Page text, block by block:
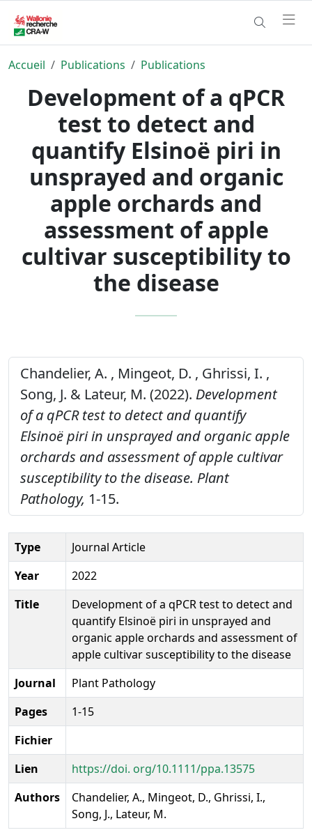
Accueil Publications Publications
Development of a qPCR
test to detect and
quantify Elsinoë piri in
unsprayed and organic
apple orchards and
assessment of apple
cultivar susceptibility to
the disease
Chandelier, A. , Mingeot, D. , Ghrissi, I. ,
Song, J. & Lateur, M. (2022). Development
of a qPCR test to detect and quantify
Elsinoë piri in unsprayed and organic apple
orchards and assessment of apple cultivar
susceptibility to the disease. Plant
Pathology, 1-15.
Type
Journal Article
Year
2022
Title
Development of a qPCR test to detect and
quantify Elsinoë piri in unsprayed and
organic apple orchards and assessment of
apple cultivar susceptibility to the disease
Journal
Plant Pathology
Pages
1-15
Fichier
Lien
https://doi. org/10.1111/ppa.13575
Authors
Chandelier, A., Mingeot, D., Ghrissi, I.,
Song, J., Lateur, M.